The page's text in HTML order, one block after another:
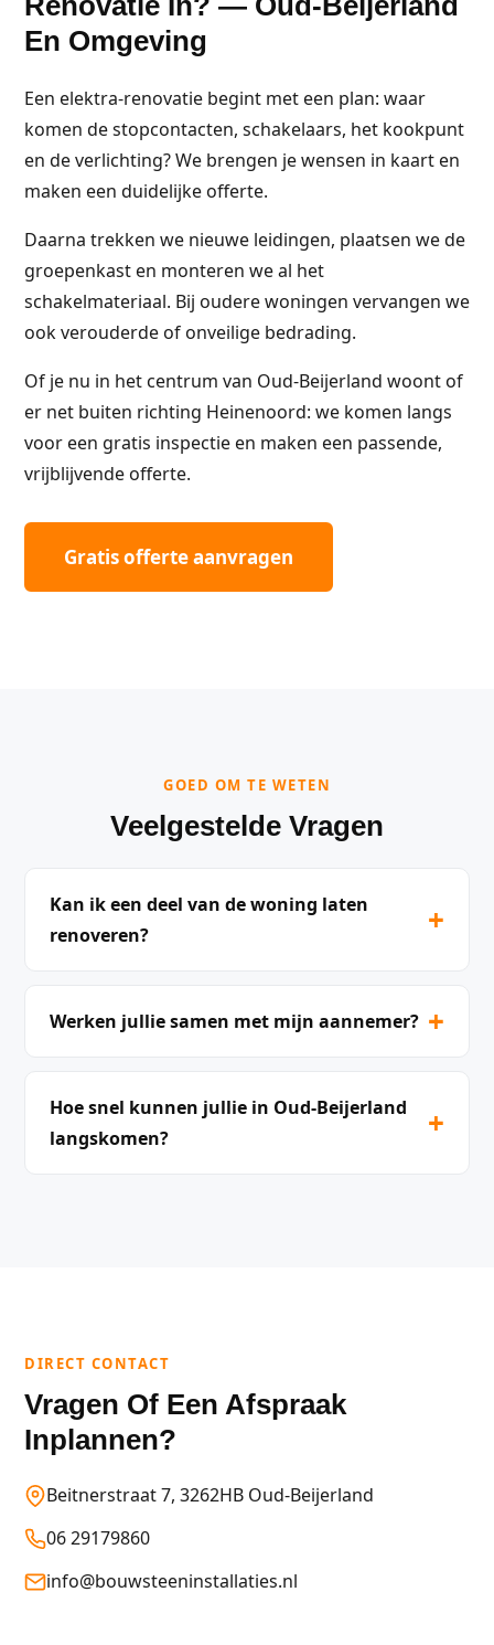
En Omgeving
Een elektra-renovatie begint met een plan: waar
komen de stopcontacten, schakelaars, het kookpunt
en de verlichting? We brengen je wensen in kaart en
maken een duidelijke offerte.
Daarna trekken we nieuwe leidingen, plaatsen we de
groepenkast en monteren we al het
schakelmateriaal. Bij oudere woningen vervangen we
ook verouderde of onveilige bedrading.
Of je nu in het centrum van Oud-Beijerland woont of
er net buiten richting Heinenoord: we komen langs
voor een gratis inspectie en maken een passende,
vrijblijvende offerte.
Gratis offerte aanvragen
GOED OM TE WETEN
Veelgestelde Vragen
Kan ik een deel van de woning laten
renoveren?
+
Werken jullie samen met mijn aannemer? +
Hoe snel kunnen jullie in Oud-Beijerland
langskomen?
+
DIRECT CONTACT
Vragen Of Een Afspraak
Inplannen?
Beitnerstraat 7, 3262HB Oud-Beijerland
06 29179860
info@bouwsteeninstallaties.nl